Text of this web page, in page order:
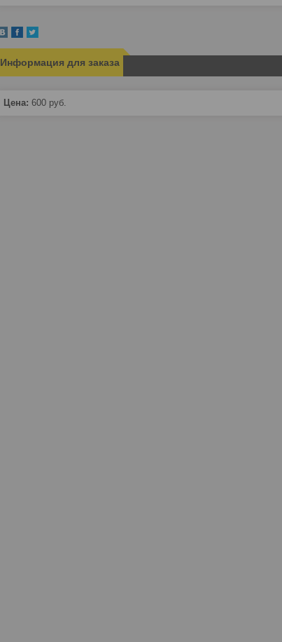
Информация для заказа
Цена: 600 руб.